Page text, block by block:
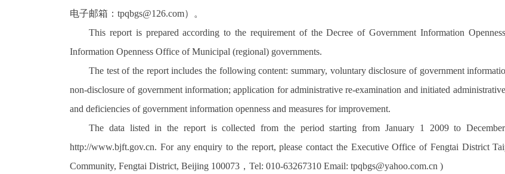
电子邮箱：tpqbgs@126.com）。
This report is prepared according to the requirement of the Decree of Government Information
Information Openness Office of Municipal (regional) governments.
The test of the report includes the following content: summary, voluntary disclosure of government
non-disclosure of government information; application for administrative re-examination and initiated
and deficiencies of government information openness and measures for improvement.
The data listed in the report is collected from the period starting from January 1 2009 to
http://www.bjft.gov.cn. For any enquiry to the report, please contact the Executive Office of Fengtai District
Community, Fengtai District, Beijing 100073 ， Tel: 010-63267310 Email: tpqbgs@yahoo.com.cn )